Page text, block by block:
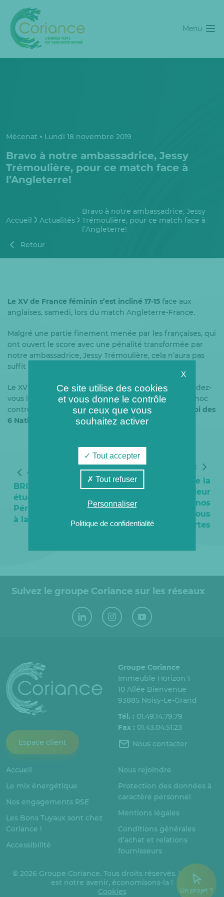
Menu
Mécenat Lundi 18 novembre 2019
Bravo à notre ambassadrice, Jessy
Trémoulière, pour ce match face à
l’Angleterre!
Accueil Actualités
Bravo à notre ambassadrice, Jessy
Trémoulière, pour ce match face à
l’Angleterre!
Retour
Le XV de France féminin s’est incliné 17-15 face aux
anglaises, samedi, lors du match Angleterre-France.
Malgré une partie finement menée par les françaises, qui
ont ouvert le score avec une pénalité transformée par
notre ambassadrice, Jessy Trémoulière, cela n’aura pas
suffit à distancer les anglaises.
Le XV de France féminin nous donne désormais rendez-
vous le
dimanche 2 février 2020, pour un nouveau choc
contre l’Angleterre, en match d’ouverture du
Tournoi des
6 Nations 2020
Article précédent
BRIVE : Les
étudiants de l’IUT de
Périgueux en visite
à la chaufferie
Article suivant
Semaine de la
chaleur
renouvelable : nos
réseaux vous
ouvrent leurs portes
Suivez le groupe Coriance sur les réseaux
Espace client
Groupe Coriance
Immeuble Horizon 1
10 Allée Bienvenue
93885 Noisy-Le-Grand
Tél. : 01.49.14.79.79
Fax : 01.43.04.51.23
Nous contacter
Accueil
Le mix énergétique
Nos engagements RSE
Les Bons Tuyaux sont chez
Coriance !
Accessibilité
Nous rejoindre
Protection des données à
caractère personnel
Mentions légales
Conditions générales
d’achat et relations
fournisseurs
© 2026 Groupe Coriance. Tous droits réservés. L’énergie
est notre avenir, économisons-la !
Cookies
Un projet ?
X
Ce site utilise des cookies
et vous donne le contrôle
sur ceux que vous
souhaitez activer
Tout accepter
Tout refuser
Personnaliser
Politique de confidentialité